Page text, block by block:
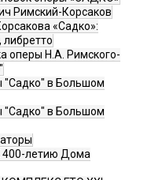
Римский-Корсаков
«Садко»:
либретто
оперы Н.А. Римского-
"Садко" в Большом
"Садко" в Большом
400-летию Дома